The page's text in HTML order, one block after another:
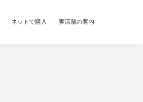
ネットで購入 実店舗の案内